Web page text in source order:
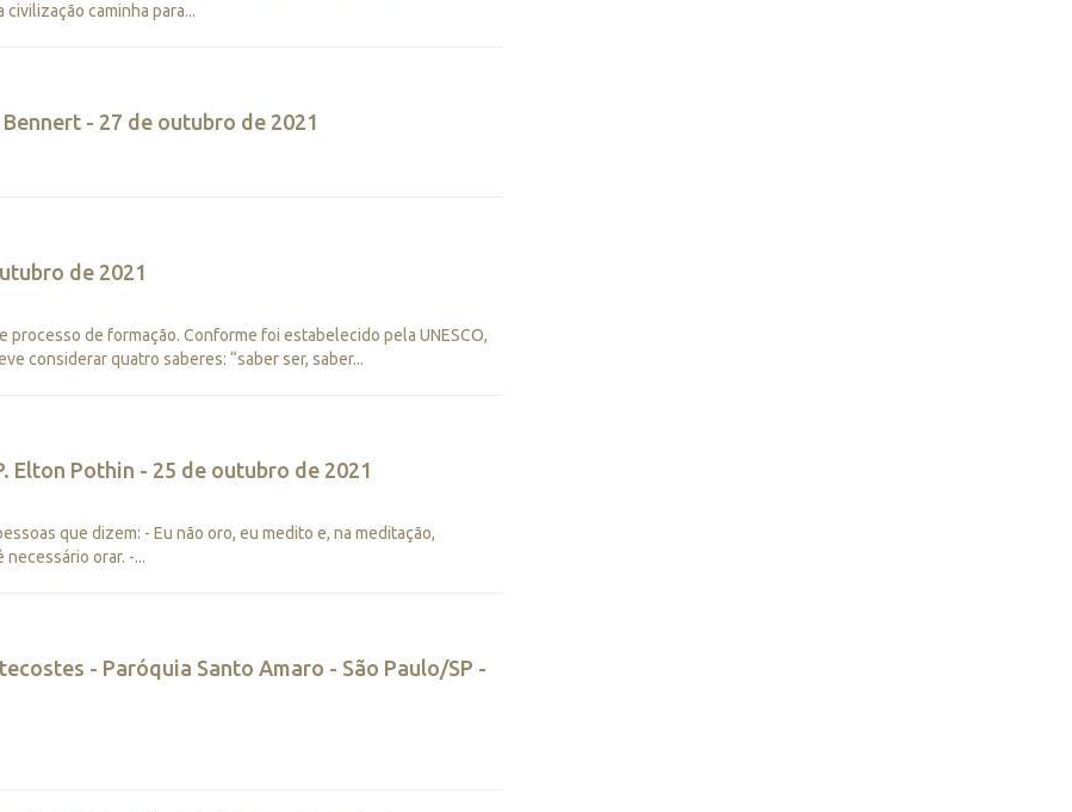
caminha para...
- 27 de outubro de 2021
de 2021
processo de formação. Conforme foi estabelecido pela UNESCO,
considerar quatro saberes: “saber ser, saber...
Elton Pothin - 25 de outubro de 2021
que dizem: - Eu não oro, eu medito e, na meditação,
orar. -...
- Paróquia Santo Amaro - São Paulo/SP -